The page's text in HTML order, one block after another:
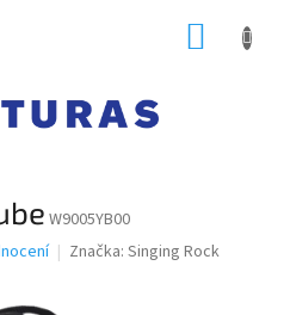
W9005YB00
Značka: Singing Rock